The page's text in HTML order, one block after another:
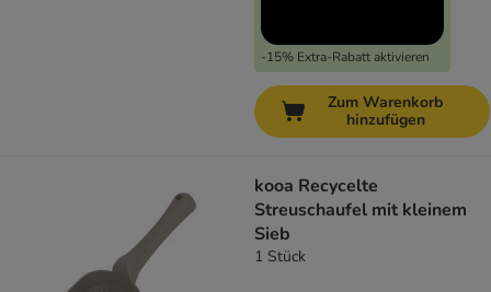
-15% Extra-Rabatt aktivieren
Zum Warenkorb
hinzufügen
kooa Recycelte
Streuschaufel mit kleinem
Sieb
1 Stück